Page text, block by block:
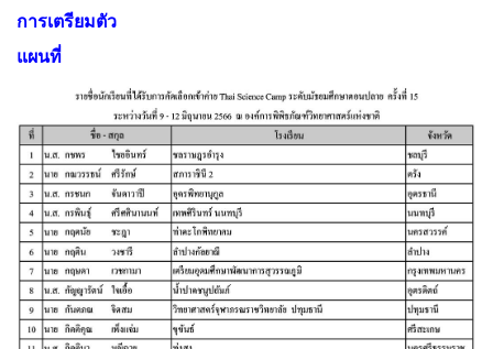
การเตรียมตัว
แผนที่